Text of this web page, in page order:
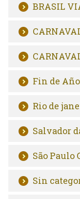
BRASIL
Fin de
Rio de
Salvador
São Paulo
Sin